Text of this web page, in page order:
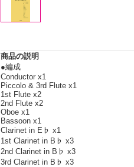
商品の説明
●編成
Conductor x1
Piccolo & 3rd Flute x1
1st Flute x2
2nd Flute x2
Oboe x1
Bassoon x1
Clarinet in E♭ x1
1st Clarinet in B♭ x3
2nd Clarinet in B♭ x3
3rd Clarinet in B♭ x3